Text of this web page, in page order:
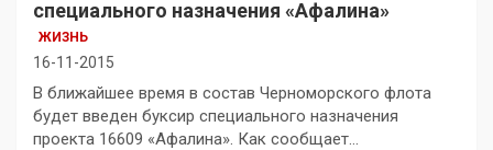
специального назначения «Афалина»
ЖИЗНЬ
16-11-2015
В ближайшее время в состав Черноморского флота
будет введен буксир специального назначения
проекта 16609 «Афалина». Как сообщает…